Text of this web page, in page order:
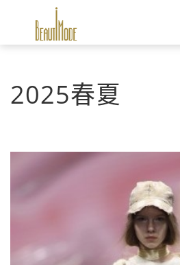
2025春夏